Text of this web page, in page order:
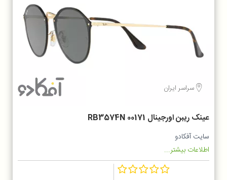
سراسر ایران
عینک ریبن اورجینال RB3574N 00171
سایت آفکادو
اطلاعات بیشتر...